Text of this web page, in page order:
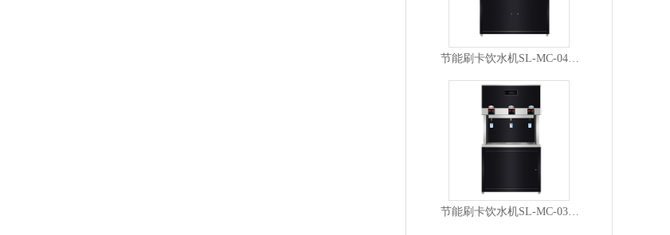
节能刷卡饮水机SL-MC-04…
节能刷卡饮水机SL-MC-03…